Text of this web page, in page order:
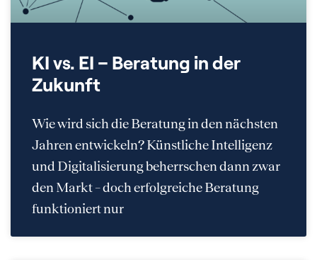
KI vs. EI – Beratung in der
Zukunft
Wie wird sich die Beratung in den nächsten
Jahren entwickeln? Künstliche Intelligenz
und Digitalisierung beherrschen dann zwar
den Markt – doch erfolgreiche Beratung
funktioniert nur